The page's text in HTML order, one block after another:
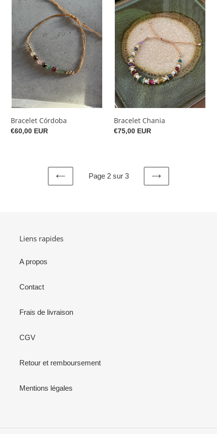
Córdoba
Bracelet Córdoba
Prix
€60,00 EUR
Chania
Bracelet Chania
Prix
€75,00 EUR
PAGE
Page 2 sur 3
PAGE
Liens rapides
A propos
Contact
Frais de livraison
CGV
Retour et remboursement
Mentions légales